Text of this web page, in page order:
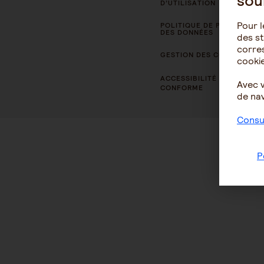
D’UTILISATION
POLITIQUE DE PROTECTION
DES DONNÉES
GESTION DES COOKIES
ACCESSIBILITÉ : NON
CONFORME
Pour
des
Avec
de